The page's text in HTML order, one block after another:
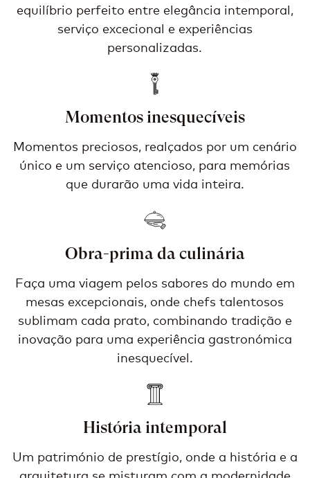
equilíbrio perfeito entre elegância intemporal,
serviço excecional e experiências
personalizadas.
Momentos inesquecíveis
Momentos preciosos, realçados por um cenário
único e um serviço atencioso, para memórias
que durarão uma vida inteira.
Obra-prima da culinária
Faça uma viagem pelos sabores do mundo em
mesas excepcionais, onde chefs talentosos
sublimam cada prato, combinando tradição e
inovação para uma experiência gastronómica
inesquecível.
História intemporal
Um património de prestígio, onde a história e a